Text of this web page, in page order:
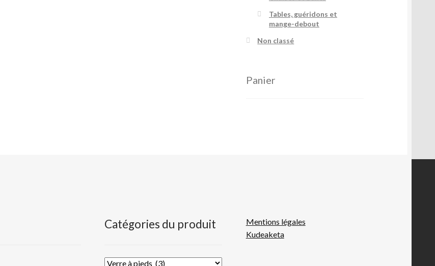
Tables, guéridons et
mange-debout
Non classé
Panier
Catégories du produit
Mentions légales
Kudeaketa